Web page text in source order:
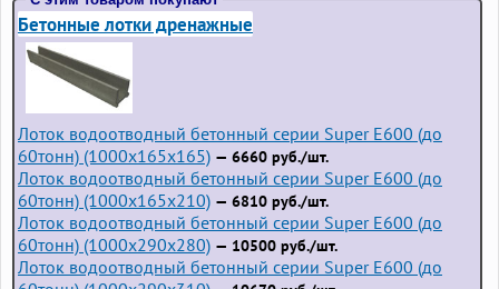
Бетонные лотки дренажные
Лоток водоотводный бетонный серии Super Е600 (до
60тонн) (1000x165x165) — 6660 руб./шт.
Лоток водоотводный бетонный серии Super Е600 (до
60тонн) (1000x165x210) — 6810 руб./шт.
Лоток водоотводный бетонный серии Super Е600 (до
60тонн) (1000x290x280) — 10500 руб./шт.
Лоток водоотводный бетонный серии Super Е600 (до